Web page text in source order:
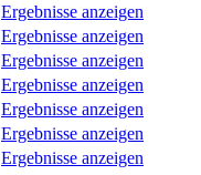
Ergebnisse anzeigen
Ergebnisse anzeigen
Ergebnisse anzeigen
Ergebnisse anzeigen
Ergebnisse anzeigen
Ergebnisse anzeigen
Ergebnisse anzeigen